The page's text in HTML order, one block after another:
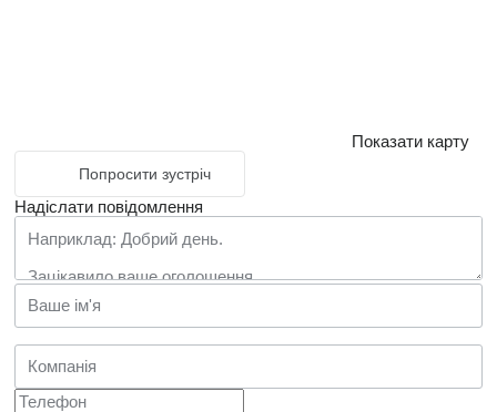
Показати карту
Попросити зустріч
Надіслати повідомлення